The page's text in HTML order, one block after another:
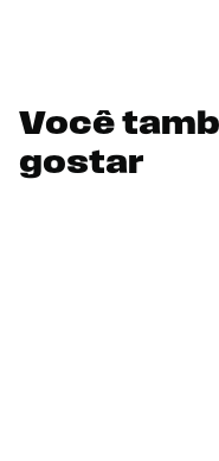
Você
gostar